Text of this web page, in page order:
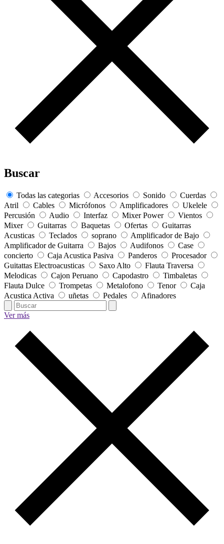
Buscar
Todas las categorias Accesorios Sonido
Cuerdas
Atril
Cables Micrófonos Amplificadores
Ukelele
Percusión
Audio Interfaz Mixer Power
Vientos
Mixer
Guitarras Baquetas Ofertas
Guitarras
Acusticas
Teclados soprano
Amplificador de Bajo
Amplificador de Guitarra
Bajos Audifonos
Case
concierto
Caja Acustica Pasiva Panderos
Procesador
Guitattas Electroacusticas
Saxo Alto
Flauta Traversa
Melodicas
Cajon Peruano Capodastro
Timbaletas
Flauta Dulce
Trompetas Metalofono Tenor
Caja
Acustica Activa
uñetas Pedales Afinadores
Ver más